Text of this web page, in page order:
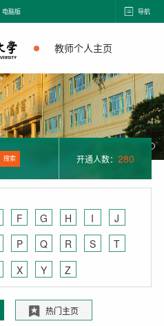
电脑版 导航
教师个人主页
搜索 开通人数： 280
F G H I
J
P Q R S
T
X Y Z
热门主页